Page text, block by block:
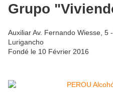
Grupo
Auxiliar Av. Fernando Wiesse, 5
Lurigancho
Fondé le 10 Février 2016